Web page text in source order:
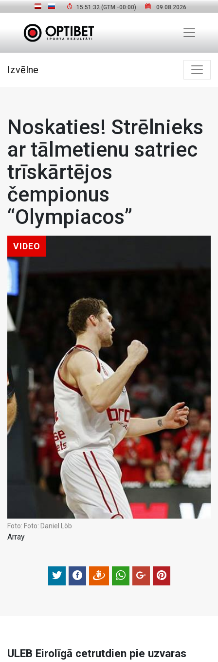
15:51:33(GTM -00:00) 09.08.2026
Izvēlne
Noskaties! Strēlnieks
ar tālmetienu satriec
trīskārtējos
čempionus
“Olympiacos”
VIDEO
Foto: Foto: Daniel Löb
Array
ULEB Eirolīgā cetrutdien pie uzvaras